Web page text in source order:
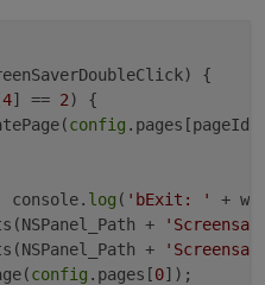
{
4] == 2) {
config
console. log ( 'bExit: '
+
+
+
config .pages[0]);